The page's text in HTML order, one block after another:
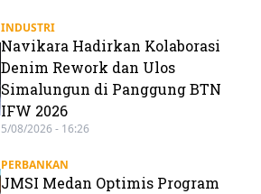
INDUSTRI
Navikara Hadirkan Kolaborasi
Denim Rework dan Ulos
Simalungun di Panggung BTN
IFW 2026
5/08/2026 - 16:26
PERBANKAN
JMSI Medan Optimis Program